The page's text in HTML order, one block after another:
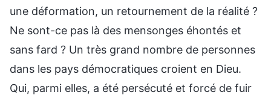
une déformation, un retournement de la réalité ?
Ne sont-ce pas là des mensonges éhontés et
sans fard ? Un très grand nombre de personnes
dans les pays démocratiques croient en Dieu.
Qui, parmi elles, a été persécuté et forcé de fuir